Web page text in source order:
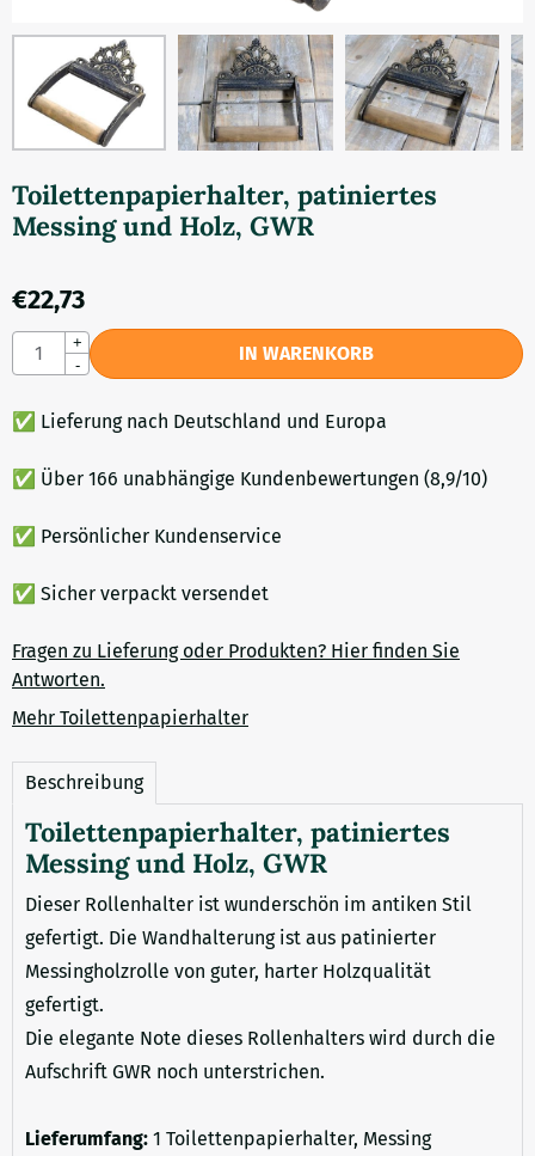
Toilettenpapierhalter, patiniertes
Messing und Holz, GWR
€22,73
Anzahl
+
-
IN WARENKORB
✅ Lieferung nach Deutschland und Europa
✅ Über 166 unabhängige Kundenbewertungen (8,9/10)
✅ Persönlicher Kundenservice
✅ Sicher verpackt versendet
Fragen zu Lieferung oder Produkten? Hier finden Sie
Antworten.
Mehr Toilettenpapierhalter
Beschreibung
Toilettenpapierhalter, patiniertes
Messing und Holz, GWR
Dieser Rollenhalter ist wunderschön im antiken Stil
gefertigt. Die Wandhalterung ist aus patinierter
Messingholzrolle von guter, harter Holzqualität
gefertigt.
Die elegante Note dieses Rollenhalters wird durch die
Aufschrift GWR noch unterstrichen.
Lieferumfang: 1 Toilettenpapierhalter, Messing